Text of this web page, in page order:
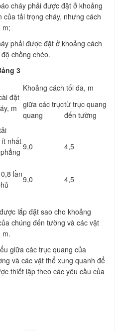
cháy phải được đặt ở khoảng
tải trọng cháy, nhưng cách
m;
phải được đặt ở khoảng cách
chồng chéo.
3
đặt
m
Khoảng cách tối đa, m
giữa các trục
quang
từ trục quang
đến tường
nhất
9,0 4,5
lần
9,0 4,5
lắp đặt sao cho khoảng
chúng đến tường và các vật
m.
giữa các trục quang của
và các vật thể xung quanh để
thiết lập theo các yêu cầu của